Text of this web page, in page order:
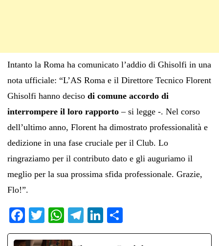
Intanto la Roma ha comunicato l’addio di Ghisolfi in una
nota ufficiale: “L’AS Roma e il Direttore Tecnico Florent
Ghisolfi hanno deciso di comune accordo di
interrompere il loro rapporto – si legge -. Nel corso
dell’ultimo anno, Florent ha dimostrato professionalità e
dedizione in una fase cruciale per il Club. Lo
ringraziamo per il contributo dato e gli auguriamo il
meglio per la sua prossima sfida professionale. Grazie,
Flo!”.
Fa
ce
T
wi
W
ha
Te
le
Li
nk on